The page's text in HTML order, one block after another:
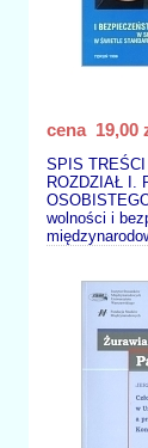
cena 19,00
SPIS
ROZDZIAŁ I.
wolności i